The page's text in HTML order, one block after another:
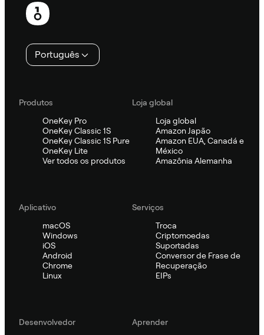
Português
Produtos
OneKey Pro
OneKey Classic 1S
OneKey Classic 1S Pure
OneKey Lite
Ver todos os produtos
Loja global
Loja global
Amazon Japão
Amazon EUA, Canadá e
México
Amazônia Alemanha
Aplicativo
macOS
Windows
iOS
Android
Chrome
Linux
Serviços
Troca
Criptomoedas
Suportadas
Conversor de Frase de
Recuperação
EIPs
Desenvolvedor
Aprender